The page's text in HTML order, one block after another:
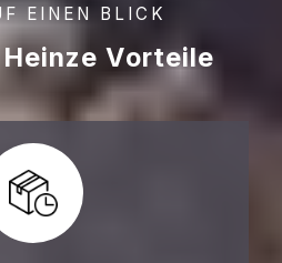
EINEN BLICK
Vorteile